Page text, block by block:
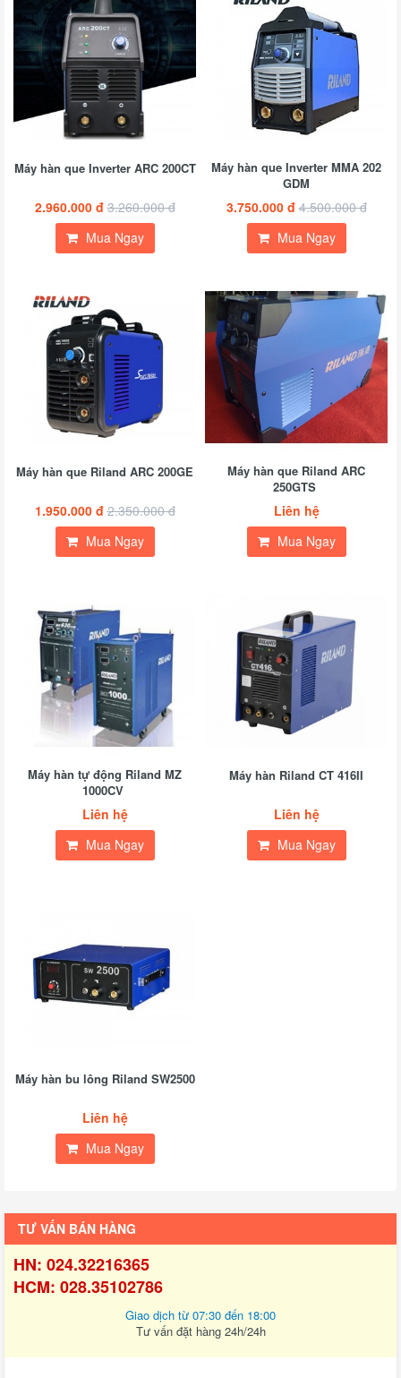
Máy hàn que Inverter ARC 200CT
2.960.000 đ 3.260.000 đ
Mua Ngay
Máy hàn que Inverter MMA 202
GDM
3.750.000 đ 4.500.000 đ
Mua Ngay
Máy hàn que Riland ARC 200GE
1.950.000 đ 2.350.000 đ
Mua Ngay
Máy hàn que Riland ARC
250GTS
Liên hệ
Mua Ngay
Máy hàn tự động Riland MZ
1000CV
Liên hệ
Mua Ngay
Máy hàn Riland CT 416II
Liên hệ
Mua Ngay
Máy hàn bu lông Riland SW2500
Liên hệ
Mua Ngay
TƯ VẤN BÁN HÀNG
HN: 024.32216365
HCM: 028.35102786
Giao dịch từ 07:30 đến 18:00
Tư vấn đặt hàng 24h/24h